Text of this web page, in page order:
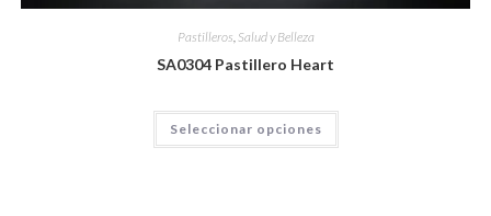
Pastilleros Salud y Belleza
SA0304 Pastillero Heart
Seleccionar opciones